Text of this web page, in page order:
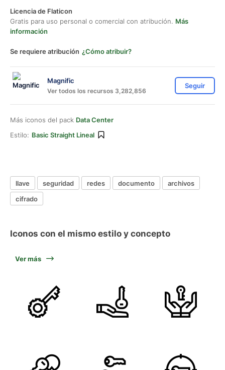
Licencia de Flaticon
Gratis para uso personal o comercial con atribución. Más
información
Se requiere atribución ¿Cómo atribuir?
Magnific
Ver todos los recursos 3,282,856
Seguir
Más iconos del pack Data Center
Estilo: Basic Straight Lineal
llave seguridad redes documento
archivos
cifrado
Iconos con el mismo estilo y concepto
Ver más